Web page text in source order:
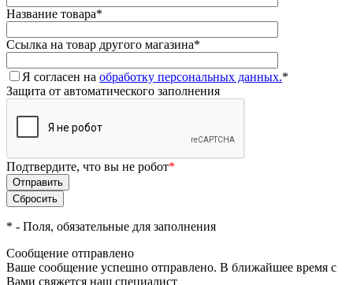
Название товара*
Ссылка на товар другого магазина*
Я согласен на обработку персональных данных.*
Защита от автоматического заполнения
Подтвердите, что вы не робот*
* - Поля, обязательные для заполнения
Сообщение отправлено
Ваше сообщение успешно отправлено. В ближайшее время с
Вами свяжется наш специалист